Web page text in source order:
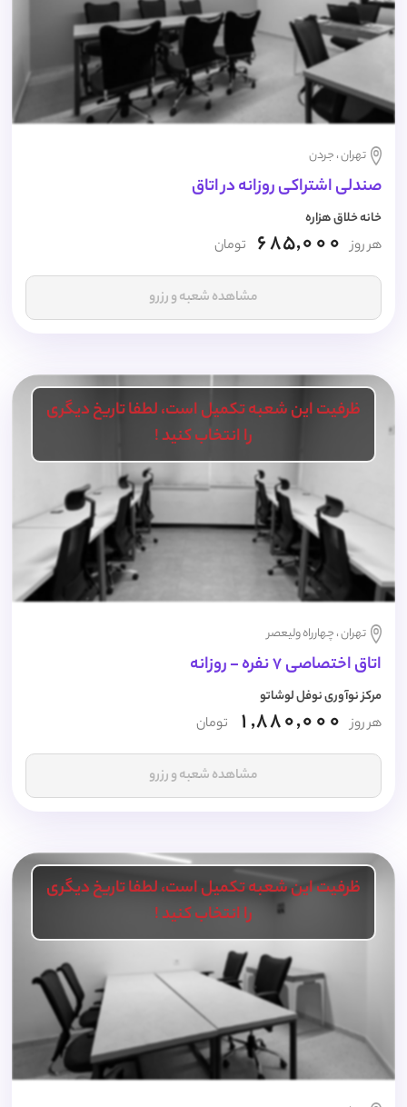
تهران ، جردن
صندلی اشتراکی روزانه در اتاق
خانه خلاق هزاره
هر روز 685,000 تومان
مشاهده شعبه و رزرو
ظرفیت این شعبه تکمیل است، لطفا تاریخ دیگری
را انتخاب کنید !
تهران ، چهارراه ولیعصر
اتاق اختصاصی 7 نفره - روزانه
مرکز نوآوری نوفل لوشاتو
هر روز 1,880,000 تومان
مشاهده شعبه و رزرو
ظرفیت این شعبه تکمیل است، لطفا تاریخ دیگری
را انتخاب کنید !